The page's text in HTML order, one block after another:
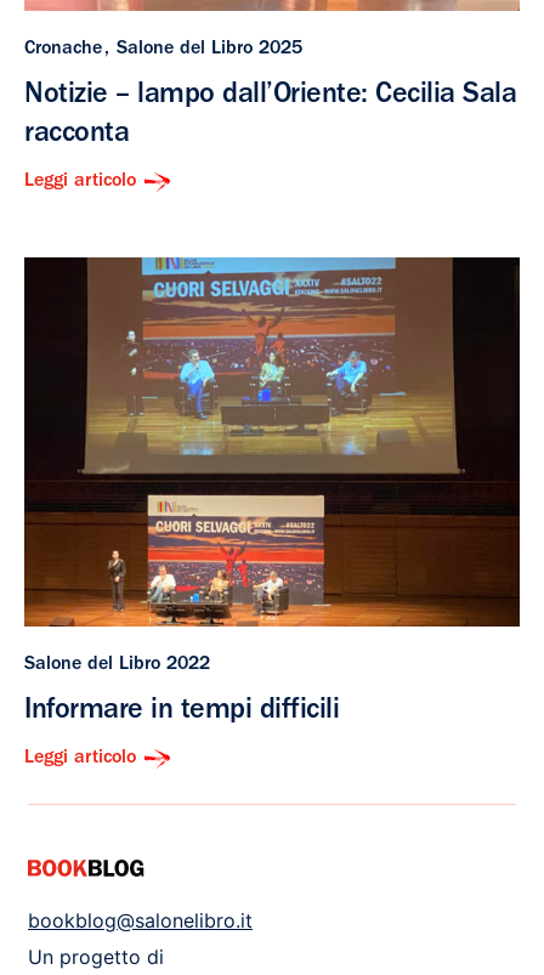
Cronache Salone del Libro 2025
Notizie – lampo dall’Oriente: Cecilia Sala
racconta
Leggi articolo
Salone del Libro 2022
Informare in tempi difficili
Leggi articolo
bookblog@salonelibro.it
Un progetto di